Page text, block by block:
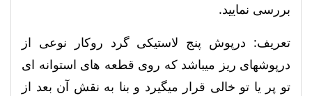
بررسی نمایید.
تعریف: درپوش پنج لاستیکی گرد روکار نوعی از
درپوشهای ریز میباشد که روی قطعه های استوانه ای
تو پر یا تو خالی قرار میگیرد و بنا به نقش آن بعد از